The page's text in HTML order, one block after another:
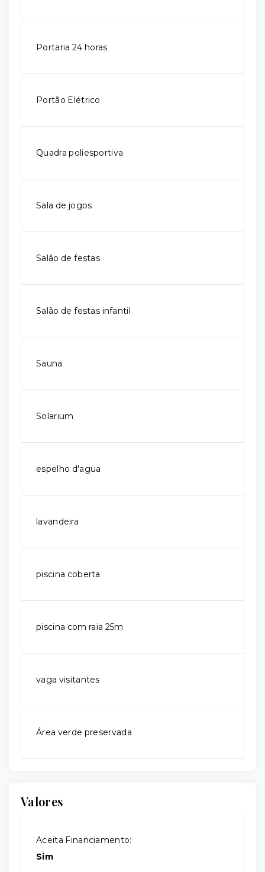
Portaria 24 horas
Portão Elétrico
Quadra poliesportiva
Sala de jogos
Salão de festas
Salão de festas infantil
Sauna
Solarium
espelho d'agua
lavandeira
piscina coberta
piscina com raia 25m
vaga visitantes
Área verde preservada
Valores
Aceita Financiamento:
Sim